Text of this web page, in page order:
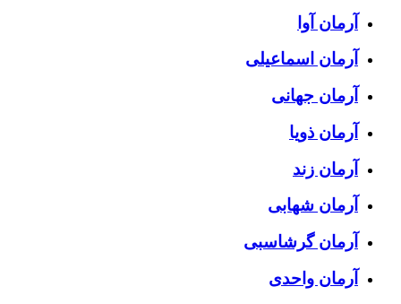
آرمان آوا
آرمان اسماعیلی
آرمان جهانی
آرمان ذویا
آرمان زند
آرمان شهابی
آرمان گرشاسبی
آرمان واحدی